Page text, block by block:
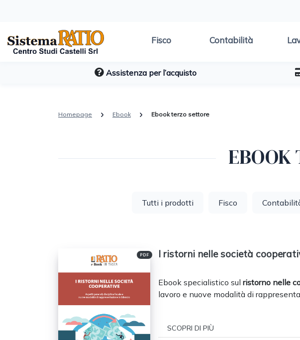
Fisco Contabilità
Assistenza per l’acquisto
Homepage Ebook Ebook terzo settore
EBOOK
Tutti i prodotti Fisco
PDF I ristorni nelle società
Ebook specialistico sul ristorno nelle
lavoro e nuove modalità di
SCOPRI DI PIÙ